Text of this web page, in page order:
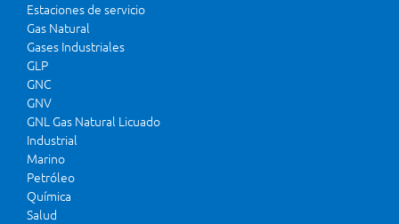
Estaciones de servicio
Gas Natural
Gases Industriales
GLP
GNC
GNV
GNL Gas Natural Licuado
Industrial
Marino
Petróleo
Química
Salud